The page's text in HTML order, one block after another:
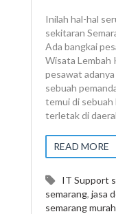
Inilah hal-hal
sekitaran
Ada bangkai
Wisata Lembah
pesawat
sebuah
temui di sebuah
terletak di
READ MORE
IT Support
semarang, jasa
semarang murah